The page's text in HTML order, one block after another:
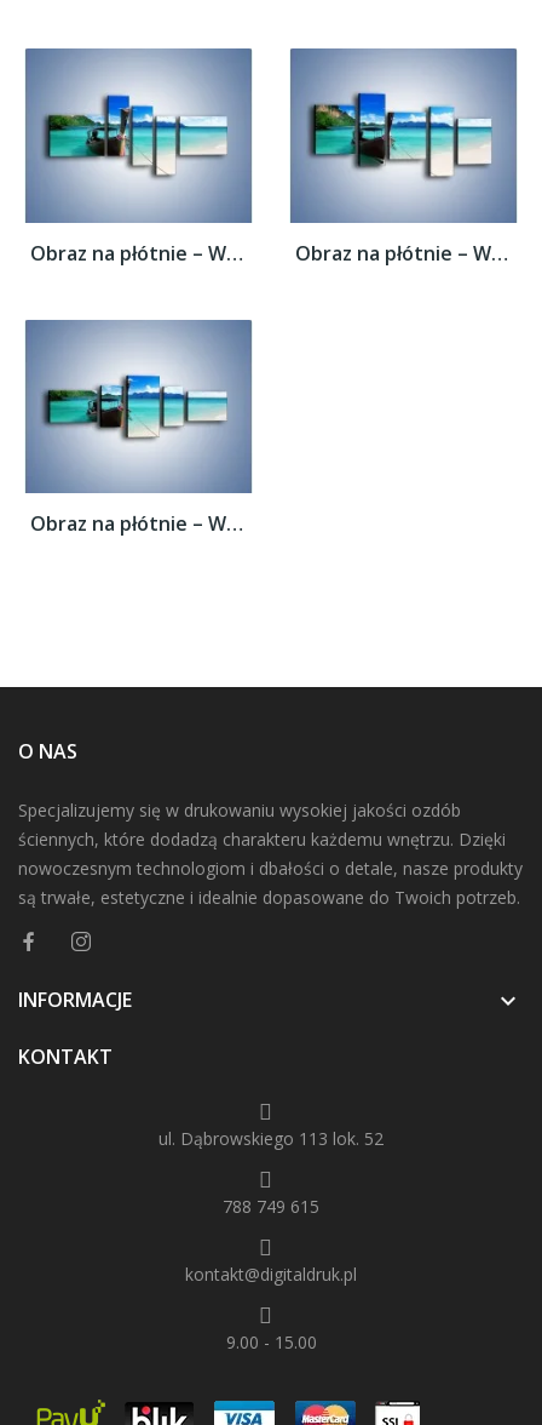
Obraz na płótnie – Wodny transport w... Obraz na płótnie – Wodny transport w...
Obraz na płótnie – Wodny transport w...
O NAS
Specjalizujemy się w drukowaniu wysokiej jakości ozdób
ściennych, które dodadzą charakteru każdemu wnętrzu. Dzięki
nowoczesnym technologiom i dbałości o detale, nasze produkty
są trwałe, estetyczne i idealnie dopasowane do Twoich potrzeb.
INFORMACJE 
KONTAKT
ul. Dąbrowskiego 113 lok. 52
788 749 615
kontakt@digitaldruk.pl
9.00 - 15.00